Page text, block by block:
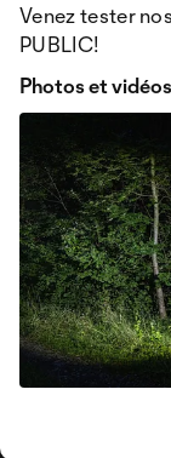
Venez tester
PUBLIC!
Photos et vidéos